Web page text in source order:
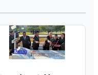
Daerah